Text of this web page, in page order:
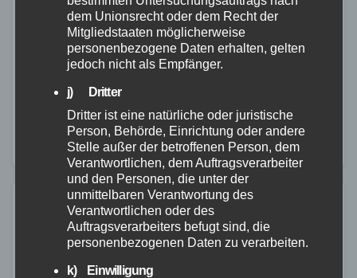
17. OKT. 2025
Am Freitag, den 17. Oktober 2025, kam es gegen
Verkehrsunfall, bei dem fünf Personen verletzt
wurden.
dem Unionsrecht oder dem Recht der
Mitgliedstaaten möglicherweise
personenbezogene Daten erhalten, gelten
jedoch nicht als Empfänger.
j) Dritter
Dritter ist eine natürliche oder juristische
Person, Behörde, Einrichtung oder andere
Stelle außer der betroffenen Person, dem
Verantwortlichen, dem Auftragsverarbeiter
und den Personen, die unter der
unmittelbaren Verantwortung des
Verantwortlichen oder des
Auftragsverarbeiters befugt sind, die
personenbezogenen Daten zu verarbeiten.
k) Einwilligung